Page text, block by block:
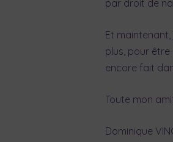
par droit de
Et
plus, pour
encore fait
Toute mon
Dominique